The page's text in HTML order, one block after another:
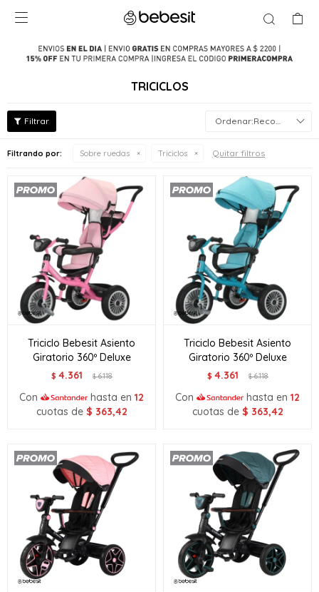

TRICICLOS
Recomendados
Filtrando por: Sobre ruedas Triciclos Quitar filtros
Triciclo Bebesit Asiento
Giratorio 360º Deluxe
$ 4.361 $6.118
Con hasta en 12
cuotas de $ 363,42
Triciclo Bebesit Asiento
Giratorio 360º Deluxe
$ 4.361 $6.118
Con hasta en 12
cuotas de $ 363,42